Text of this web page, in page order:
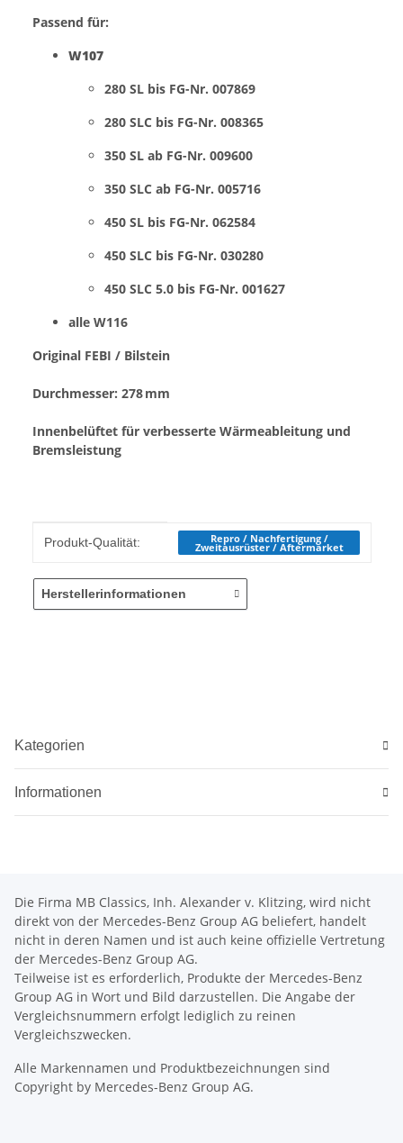
Passend für:
W107
280 SL bis FG-Nr. 007869
280 SLC bis FG-Nr. 008365
350 SL ab FG-Nr. 009600
350 SLC ab FG-Nr. 005716
450 SL bis FG-Nr. 062584
450 SLC bis FG-Nr. 030280
450 SLC 5.0 bis FG-Nr. 001627
alle W116
Original FEBI / Bilstein
Durchmesser: 278 mm
Innenbelüftet für verbesserte Wärmeableitung und
Bremsleistung
Produkteigenschaft
Wert
Produkt-Qualität: Repro / Nachfertigung /
Zweitausrüster / Aftermarket
Herstellerinformationen
Kategorien
Informationen
Die Firma MB Classics, Inh. Alexander v. Klitzing, wird nicht
direkt von der Mercedes-Benz Group AG beliefert, handelt
nicht in deren Namen und ist auch keine offizielle Vertretung
der Mercedes-Benz Group AG.
Teilweise ist es erforderlich, Produkte der Mercedes-Benz
Group AG in Wort und Bild darzustellen. Die Angabe der
Vergleichsnummern erfolgt lediglich zu reinen
Vergleichszwecken.
Alle Markennamen und Produktbezeichnungen sind
Copyright by Mercedes-Benz Group AG.